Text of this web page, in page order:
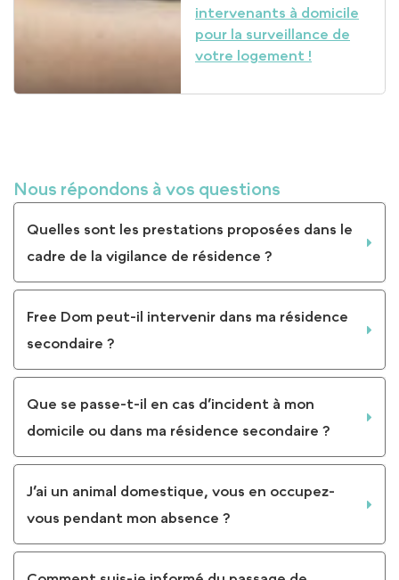
intervenants à domicile
pour la surveillance de
votre logement !
Nous répondons à vos questions
Quelles sont les prestations proposées dans le
cadre de la vigilance de résidence ?
Free Dom peut-il intervenir dans ma résidence
secondaire ?
Que se passe-t-il en cas d’incident à mon
domicile ou dans ma résidence secondaire ?
J’ai un animal domestique, vous en occupez-
vous pendant mon absence ?